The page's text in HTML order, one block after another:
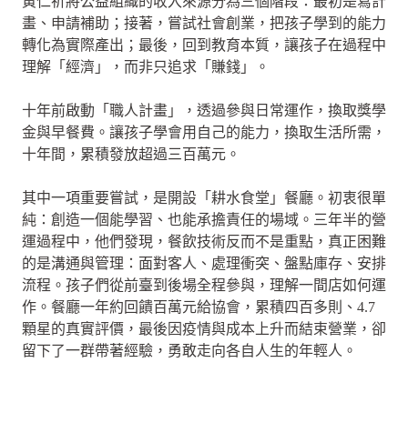
畫、申請補助；接著，嘗試社會創業，把孩子學到的能力
轉化為實際產出；最後，回到教育本質，讓孩子在過程中
理解「經濟」，而非只追求「賺錢」。
十年前啟動「職人計畫」，透過參與日常運作，換取獎學
金與早餐費。讓孩子學會用自己的能力，換取生活所需，
十年間，累積發放超過三百萬元。
其中一項重要嘗試，是開設「耕水食堂」餐廳。初衷很單
純：創造一個能學習、也能承擔責任的場域。三年半的營
運過程中，他們發現，餐飲技術反而不是重點，真正困難
的是溝通與管理：面對客人、處理衝突、盤點庫存、安排
流程。孩子們從前臺到後場全程參與，理解一間店如何運
作。餐廳一年約回饋百萬元給協會，累積四百多則、4.7
顆星的真實評價，最後因疫情與成本上升而結束營業，卻
留下了一群帶著經驗，勇敢走向各自人生的年輕人。